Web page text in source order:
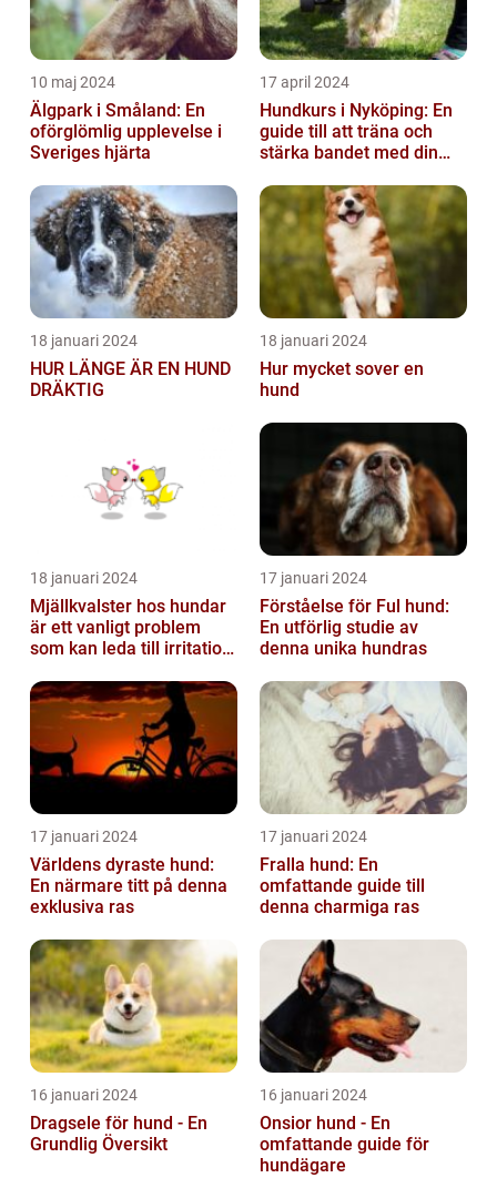
10 maj 2024
Älgpark i Småland: En
oförglömlig upplevelse i
Sveriges hjärta
17 april 2024
Hundkurs i Nyköping: En
guide till att träna och
stärka bandet med din
18 januari 2024
HUR LÄNGE ÄR EN HUND
DRÄKTIG
18 januari 2024
Hur mycket sover en
hund
18 januari 2024
Mjällkvalster hos hundar
är ett vanligt problem
som kan leda till irritation
hun...
17 januari 2024
Förståelse för Ful hund:
En utförlig studie av
denna unika hundras
17 januari 2024
Världens dyraste hund:
En närmare titt på denna
exklusiva ras
17 januari 2024
Fralla hund: En
omfattande guide till
denna charmiga ras
16 januari 2024
Dragsele för hund - En
Grundlig Översikt
16 januari 2024
Onsior hund - En
omfattande guide för
hundägare